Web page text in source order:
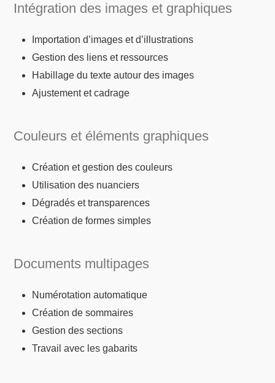
Intégration des images et graphiques
Importation d’images et d’illustrations
Gestion des liens et ressources
Habillage du texte autour des images
Ajustement et cadrage
Couleurs et éléments graphiques
Création et gestion des couleurs
Utilisation des nuanciers
Dégradés et transparences
Création de formes simples
Documents multipages
Numérotation automatique
Création de sommaires
Gestion des sections
Travail avec les gabarits